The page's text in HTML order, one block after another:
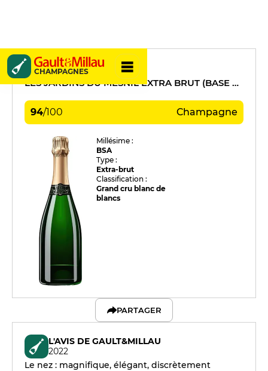
CHAMPAGNES
André Robert
LES JARDINS DU MESNIL EXTRA BRUT (BASE 2016)
94/100 Champagne
Millésime :
BSA
Type :
Extra-brut
Classification :
Grand cru blanc de
blancs
PARTAGER
L'AVIS DE GAULT&MILLAU
2022
Le nez : magnifique, élégant, discrètement